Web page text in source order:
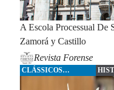
A Escola Processual De
Zamorá y Castillo
Revista Forense
CLÁSSICOS
FORENSE